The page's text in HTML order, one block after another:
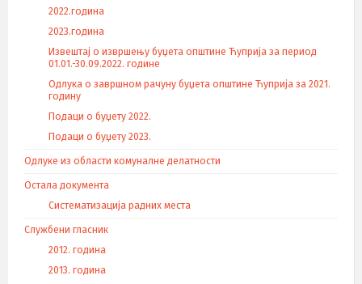
2022.година
2023.година
Извештај о извршењу буџета општине Ћуприја за период
01.01.-30.09.2022. године
Одлука о завршном рачуну буџета општине Ћуприја за 2021.
годину
Подаци о буџету 2022.
Подаци о буџету 2023.
Одлуке из области комуналне делатности
Остала документа
Систематизација радних места
Службени гласник
2012. година
2013. година